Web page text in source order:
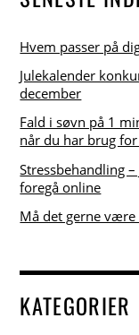
Hvem passer på
Julekalender
december
Fald i søvn på 1
når du har brug
Stressbehandling
foregå online
Må det gerne
KATEGORIER